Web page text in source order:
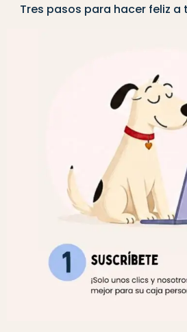
Tres pasos para hacer feliz